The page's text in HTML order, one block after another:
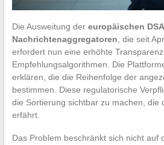
Die Ausweitung der europäischen
Nachrichtenaggregatoren , die seit
erfordert nun eine erhöhte
Empfehlungsalgorithmen. Die
erklären, die die Reihenfolge der
bestimmen. Diese regulatorische
die Sortierung sichtbar zu machen, die
erfährt.
Das Problem beschränkt sich nicht auf